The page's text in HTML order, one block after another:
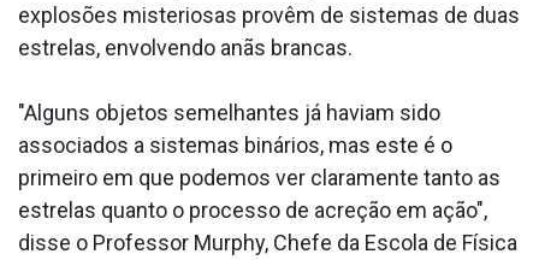
explosões misteriosas provêm de sistemas de duas
estrelas, envolvendo anãs brancas.
"Alguns objetos semelhantes já haviam sido
associados a sistemas binários, mas este é o
primeiro em que podemos ver claramente tanto as
estrelas quanto o processo de acreção em ação",
disse o Professor Murphy, Chefe da Escola de Física